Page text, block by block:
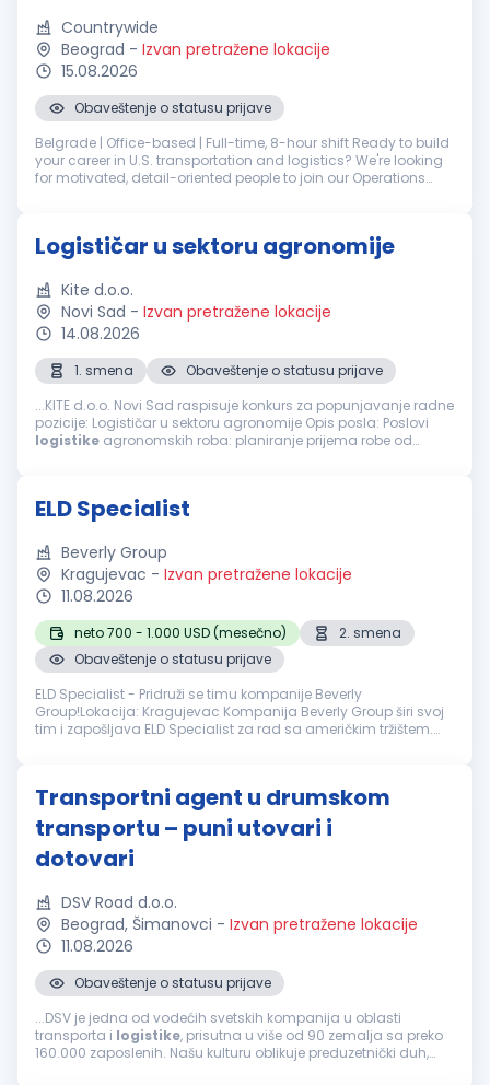
Countrywide
Beograd - Izvan pretražene lokacije
15.08.2026
Obaveštenje o statusu prijave
Belgrade | Office-based | Full-time, 8-hour shift Ready to build
your career in U.S. transportation and logistics? We're looking
for motivated, detail-oriented people to join our Operations
Logističar u sektoru agronomije
Kite d.o.o.
Novi Sad - Izvan pretražene lokacije
14.08.2026
1. smena
Obaveštenje o statusu prijave
...KITE d.o.o. Novi Sad raspisuje konkurs za popunjavanje radne
pozicije: Logističar u sektoru agronomije Opis posla: Poslovi
logistike agronomskih roba: planiranje prijema robe od
ELD Specialist
Beverly Group
Kragujevac - Izvan pretražene lokacije
11.08.2026
neto 700 - 1.000 USD (mesečno)
2. smena
Obaveštenje o statusu prijave
ELD Specialist - Pridruži se timu kompanije Beverly
Group!Lokacija: Kragujevac Kompanija Beverly Group širi svoj
tim i zapošljava ELD Specialist za rad sa američkim tržištem.
Transportni agent u drumskom
transportu – puni utovari i
dotovari
DSV Road d.o.o.
Beograd, Šimanovci - Izvan pretražene lokacije
11.08.2026
Obaveštenje o statusu prijave
...DSV je jedna od vodećih svetskih kompanija u oblasti
transporta i logistike, prisutna u više od 90 zemalja sa preko
160.000 zaposlenih. Našu kulturu oblikuje preduzetnički duh,